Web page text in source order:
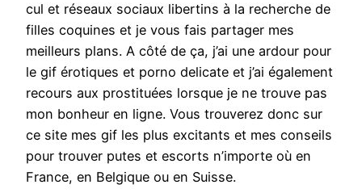
cul et réseaux sociaux libertins à la recherche de
filles coquines et je vous fais partager mes
meilleurs plans. A côté de ça, j’ai une ardour pour
le gif érotiques et porno delicate et j’ai également
recours aux prostituées lorsque je ne trouve pas
mon bonheur en ligne. Vous trouverez donc sur
ce site mes gif les plus excitants et mes conseils
pour trouver putes et escorts n’importe où en
France, en Belgique ou en Suisse.